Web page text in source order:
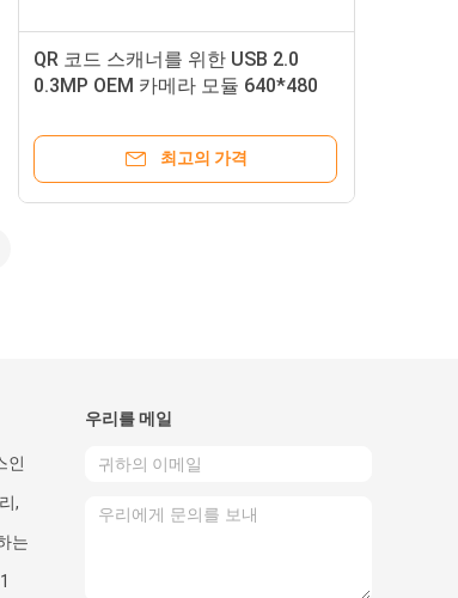
QR 코드 스캐너를 위한 USB 2.0
0.3MP OEM 카메라 모듈 640*480
최고의 가격
인
,
는
우리를 메일